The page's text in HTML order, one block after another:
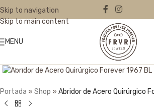
Skip to navigation
Skip to main content
MENU
Portada » Shop » Abridor de Acero Quirúrgico